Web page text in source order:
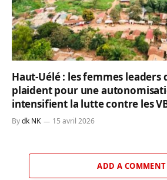
Haut-Uélé : les femmes leaders
plaident pour une
intensifient la lutte contre les
Bydk NK 15 avril 2026
ADD A COMMENT